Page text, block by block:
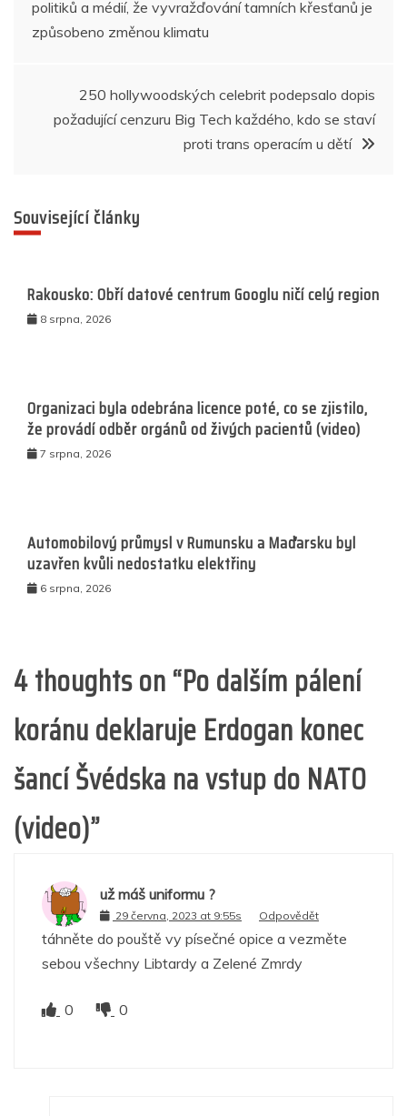
o
p er
pro
politiků a médií, že vyvražďování tamních křesťanů je
způsobeno změnou klimatu
250 hollywoodských celebrit podepsalo dopis
požadující cenzuru Big Tech každého, kdo se staví
proti trans operacím u dětí
Související články
Rakousko: Obří datové centrum Googlu ničí celý region
8 srpna, 2026
Organizaci byla odebrána licence poté, co se zjistilo,
že provádí odběr orgánů od živých pacientů (video)
7 srpna, 2026
Automobilový průmysl v Rumunsku a Maďarsku byl
uzavřen kvůli nedostatku elektřiny
6 srpna, 2026
4 thoughts on “Po dalším pálení
koránu deklaruje Erdogan konec
šancí Švédska na vstup do NATO
(video)”
už máš uniformu ?
29 června, 2023 at 9:55s Odpovědět
táhněte do pouště vy písečné opice a vezměte
sebou všechny Libtardy a Zelené Zmrdy
0 0